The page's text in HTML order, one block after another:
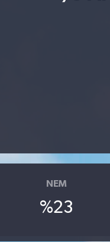
NEM
%23